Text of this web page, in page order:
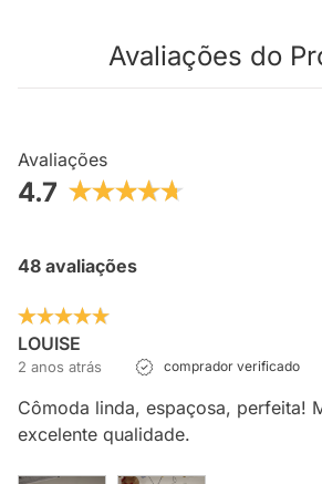
Avaliações do
Avaliações
4.7
48 avaliações
LOUISE
2 anos atrás comprador verificado
Cômoda linda, espaçosa, perfeita!
excelente qualidade.